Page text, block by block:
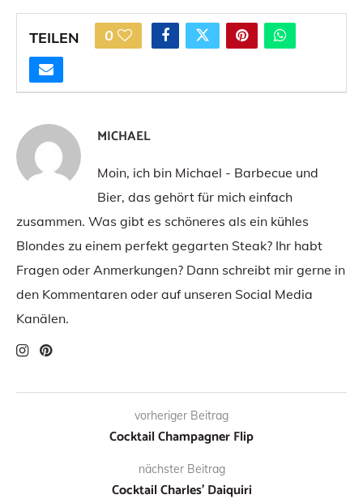
TEILEN 0
MICHAEL
Moin, ich bin Michael - Barbecue und
Bier, das gehört für mich einfach
zusammen. Was gibt es schöneres als ein kühles
Blondes zu einem perfekt gegarten Steak? Ihr habt
Fragen oder Anmerkungen? Dann schreibt mir gerne in
den Kommentaren oder auf unseren Social Media
Kanälen.
vorheriger Beitrag
Cocktail Champagner Flip
nächster Beitrag
Cocktail Charles’ Daiquiri